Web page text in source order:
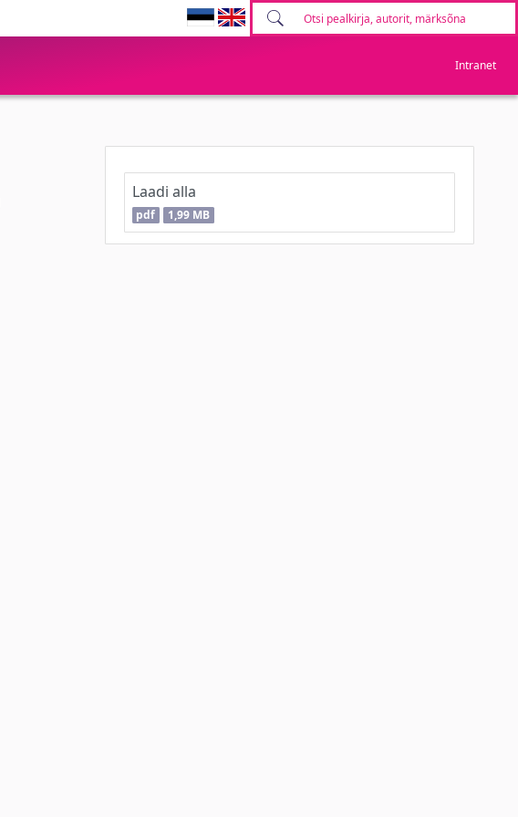
Intranet
Laadi alla
pdf 1,99 MB